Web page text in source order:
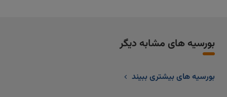
بورسیه های مشابه دیگر
بورسیه های بیشتری ببیند